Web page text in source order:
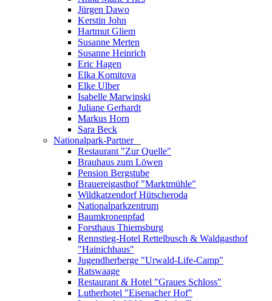
Jürgen Dawo
Kerstin John
Hartmut Gliem
Susanne Merten
Susanne Heinrich
Eric Hagen
Elka Komitova
Elke Ulber
Isabelle Marwinski
Juliane Gerhardt
Markus Horn
Sara Beck
Nationalpark-Partner
Restaurant "Zur Quelle"
Brauhaus zum Löwen
Pension Bergstube
Brauereigasthof "Marktmühle"
Wildkatzendorf Hütscheroda
Nationalparkzentrum
Baumkronenpfad
Forsthaus Thiemsburg
Rennstieg-Hotel Rettelbusch & Waldgasthof
"Hainichhaus"
Jugendherberge "Urwald-Life-Camp"
Ratswaage
Restaurant & Hotel "Graues Schloss"
Lutherhotel "Eisenacher Hof"